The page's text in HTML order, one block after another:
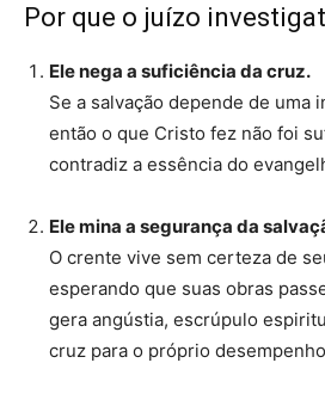
Por que o juízo
Ele nega a suficiência da cruz.
Se a salvação depende de uma
então o que Cristo fez não foi
contradiz a essência do
Ele mina a segurança da
O crente vive sem certeza de
esperando que suas obras
gera angústia, escrúpulo
cruz para o próprio